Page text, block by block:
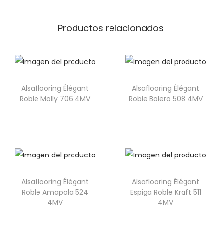
Productos relacionados
Alsaflooring Élégant
Roble Molly 706 4MV
Alsaflooring Élégant
Roble Bolero 508 4MV
Alsaflooring Élégant
Roble Amapola 524
4MV
Alsaflooring Élégant
Espiga Roble Kraft 511
4MV